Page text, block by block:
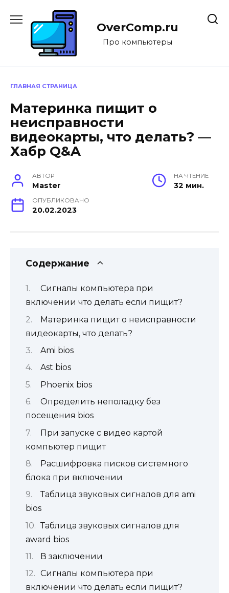
содержанию
OverComp.ru
Про компьютеры
ГЛАВНАЯ СТРАНИЦА
Материнка пищит о
неисправности
видеокарты, что делать? —
Хабр Q&A
АВТОР
Master
НА ЧТЕНИЕ
32 мин.
ОПУБЛИКОВАНО
20.02.2023
Содержание
Сигналы компьютера при
включении что делать если пищит?
Материнка пищит о неисправности
видеокарты, что делать?
Ami bios
Ast bios
Phoenix bios
Определить неполадку без
посещения bios
При запуске с видео картой
компьютер пищит
Расшифровка писков системного
блока при включении
Таблица звуковых сигналов для ami
bios
Таблица звуковых сигналов для
award bios
В заключении
Сигналы компьютера при
включении что делать если пищит?